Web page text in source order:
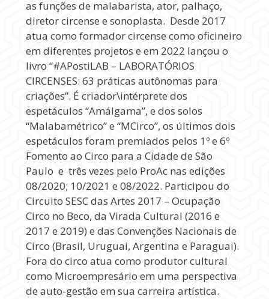
as funções de malabarista, ator, palhaço,
diretor circense e sonoplasta. Desde 2017
atua como formador circense como oficineiro
em diferentes projetos e em 2022 lançou o
livro “#APostiLAB – LABORATÓRIOS
CIRCENSES: 63 práticas autônomas para
criações”. É criador\intérprete dos
espetáculos “Amálgama”, e dos solos
“Malabamétrico” e “MCirco”, os últimos dois
espetáculos foram premiados pelos 1º e 6º
Fomento ao Circo para a Cidade de São
Paulo e três vezes pelo ProAc nas edições
08/2020; 10/2021 e 08/2022. Participou do
Circuito SESC das Artes 2017 – Ocupação
Circo no Beco, da Virada Cultural (2016 e
2017 e 2019) e das Convenções Nacionais de
Circo (Brasil, Uruguai, Argentina e Paraguai).
Fora do circo atua como produtor cultural
como Microempresário em uma perspectiva
de auto-gestão em sua carreira artística.